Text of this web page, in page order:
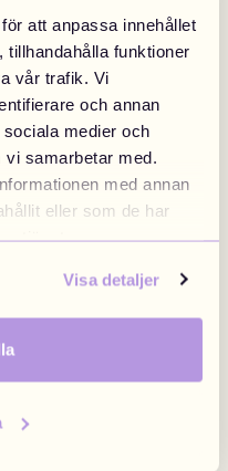
att anpassa innehållet
tillhandahålla funktioner
vår trafik. Vi
och annan
medier och
samarbetar med.
med annan
eller som de har
tjänster.
Visa detaljer
Design nå